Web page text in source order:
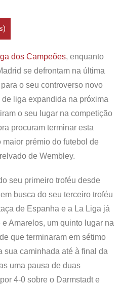
dos Campeões, enquanto
se defrontam na última
o seu controverso novo
liga expandida na próxima
o seu lugar na competição
procuram terminar esta
prémio do futebol de
de Wembley.
seu primeiro troféu desde
busca do seu terceiro troféu
de Espanha e a La Liga já
Amarelos, um quinto lugar na
que terminaram em sétimo
sua caminhada até à final da
uma pausa de duas
4-0 sobre o Darmstadt e